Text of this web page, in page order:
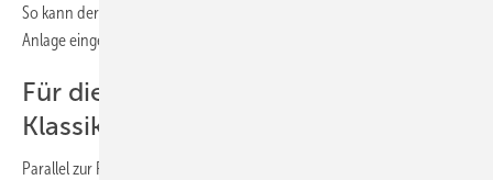
So kann der Wert passend zu den verwendeten Werkstoffen der
Anlage eingestellt werden.
Für die Kesselinbetriebnahme der
Klassiker
Parallel zur Fußbodenheizung galt es bei NMH, auch die neue